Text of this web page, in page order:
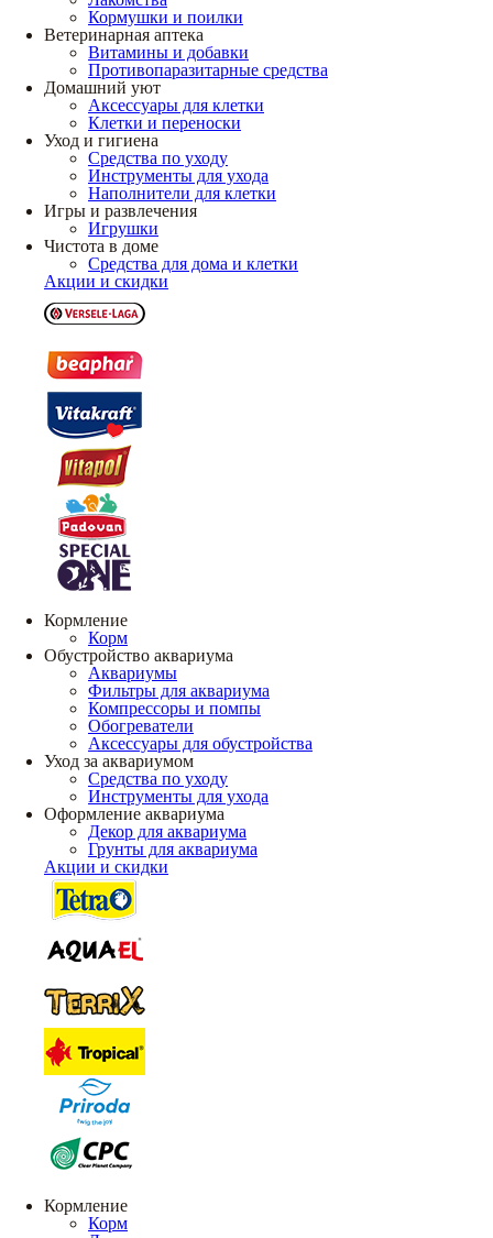
Кормушки и поилки
Ветеринарная аптека
Витамины и добавки
Противопаразитарные средства
Домашний уют
Аксессуары для клетки
Клетки и переноски
Уход и гигиена
Средства по уходу
Инструменты для ухода
Наполнители для клетки
Игры и развлечения
Игрушки
Чистота в доме
Средства для дома и клетки
Акции и скидки
Кормление
Корм
Обустройство аквариума
Аквариумы
Фильтры для аквариума
Компрессоры и помпы
Обогреватели
Аксессуары для обустройства
Уход за аквариумом
Средства по уходу
Инструменты для ухода
Оформление аквариума
Декор для аквариума
Грунты для аквариума
Акции и скидки
Кормление
Корм